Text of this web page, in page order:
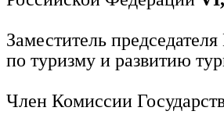
Заместитель
по туризму и развитию
Член Комиссии